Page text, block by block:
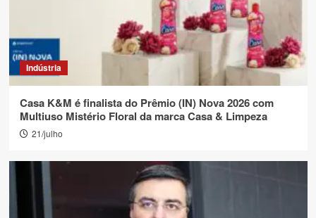
Indústria
Casa K&M é finalista do Prêmio (IN) Nova 2026 com
Multiuso Mistério Floral da marca Casa & Limpeza
21/julho